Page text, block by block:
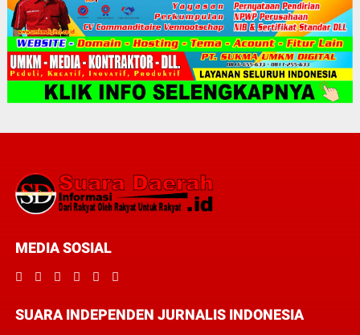
MEDIA SOSIAL
SUARA INDEPENDEN JURNALIS INDONESIA